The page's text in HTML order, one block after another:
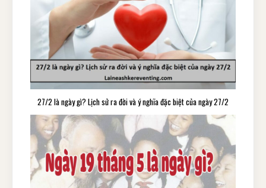
27/2 là ngày gì? Lịch sử ra đời và ý nghĩa đặc biệt của ngày 27/2